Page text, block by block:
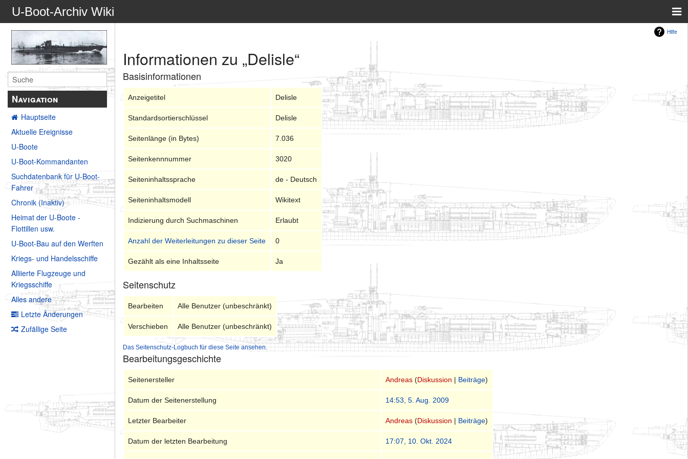
U-Boot-Archiv Wiki
Navigation
Hauptseite
Aktuelle Ereignisse
U-Boote
U-Boot-Kommandanten
Suchdatenbank für U-Boot-
Fahrer
Chronik (Inaktiv)
Heimat der U-Boote -
Flottillen usw.
U-Boot-Bau auf den Werften
Kriegs- und Handelsschiffe
Alliierte Flugzeuge und
Kriegsschiffe
Alles andere
Letzte Änderungen
Zufällige Seite
Hilfe
Informationen zu „Delisle“
Basisinformationen
Anzeigetitel Delisle
Standardsortierschlüssel Delisle
Seitenlänge (in Bytes) 7.036
Seitenkennnummer 3020
Seiteninhaltssprache de - Deutsch
Seiteninhaltsmodell Wikitext
Indizierung durch Suchmaschinen Erlaubt
Anzahl der Weiterleitungen zu dieser Seite 0
Gezählt als eine Inhaltsseite Ja
Seitenschutz
Bearbeiten Alle Benutzer (unbeschränkt)
Verschieben Alle Benutzer (unbeschränkt)
Das Seitenschutz-Logbuch für diese Seite ansehen.
Bearbeitungsgeschichte
Seitenersteller Andreas (Diskussion | Beiträge)
Datum der Seitenerstellung 14:53, 5. Aug. 2009
Letzter Bearbeiter Andreas (Diskussion | Beiträge)
Datum der letzten Bearbeitung 17:07, 10. Okt. 2024